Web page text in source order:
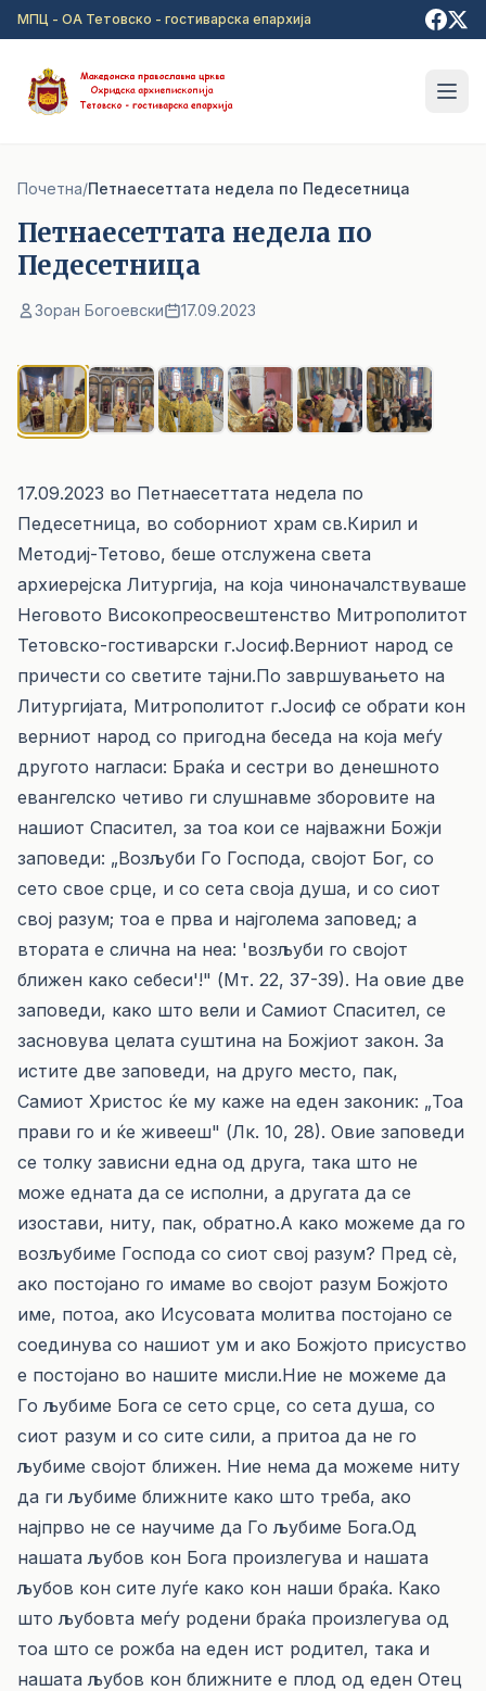
Прејди на главна содржина
МПЦ - ОА Тетовско - гостиварска епархија
Почетна/Петнаесеттата недела по Педесетница
Петнаесеттата недела по
Педесетница
Зоран Богоевски 17.09.2023
17.09.2023 во Петнаесеттата недела по
Педесетница, во соборниот храм св.Кирил и
Методиј-Тетово, беше отслужена света
архиерејска Литургија, на која чиноначалствуваше
Неговото Високопреосвештенство Митрополитот
Тетовско-гостиварски г.Јосиф.Верниот народ се
причести со светите тајни.По завршувањето на
Литургијата, Митрополитот г.Јосиф се обрати кон
верниот народ со пригодна беседа на која меѓу
другото нагласи: Браќа и сестри во денешното
евангелско четиво ги слушнавме зборовите на
нашиот Спасител, за тоа кои се најважни Божји
заповеди: „Возљуби Го Господа, својот Бог, со
сето свое срце, и со сета своја душа, и со сиот
свој разум; тоа е прва и најголема заповед; а
втората е слична на неа: 'возљуби го својот
ближен како себеси'!" (Мт. 22, 37-39). На овие две
заповеди, како што вели и Самиот Спасител, се
засновува целата суштина на Божјиот закон. За
истите две заповеди, на друго место, пак,
Самиот Христос ќе му каже на еден законик: „Тоа
прави го и ќе живееш" (Лк. 10, 28). Овие заповеди
се толку зависни една од друга, така што не
може едната да се исполни, а другата да се
изостави, ниту, пак, обратно.А како можеме да го
возљубиме Господа со сиот свој разум? Пред сè,
ако постојано го имаме во својот разум Божјото
име, потоа, ако Исусовата молитва постојано се
соединува со нашиот ум и ако Божјото присуство
е постојано во нашите мисли.Ние не можеме да
Го љубиме Бога се сето срце, со сета душа, со
сиот разум и со сите сили, а притоа да не го
љубиме својот ближен. Ние нема да можеме ниту
да ги љубиме ближните како што треба, ако
најпрво не се научиме да Го љубиме Бога.Од
нашата љубов кон Бога произлегува и нашата
љубов кон сите луѓе како кон наши браќа. Како
што љубовта меѓу родени браќа произлегува од
тоа што се рожба на еден ист родител, така и
нашата љубов кон ближните е плод од еден Отец